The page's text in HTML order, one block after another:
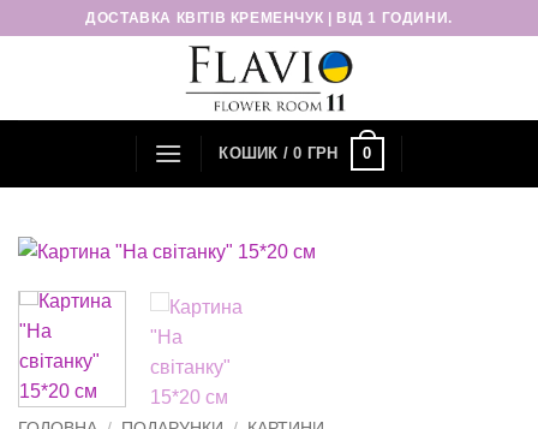
ПропуститиДОСТАВКА КВІТІВ КРЕМЕНЧУК | ВІД 1 ГОДИНИ.
КОШИК /0 ГРН 0